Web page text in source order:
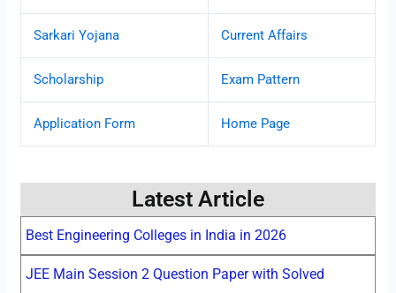
Sarkari Yojana Current Affairs
Scholarship Exam Pattern
Application Form Home Page
Latest Article
Best Engineering Colleges in India in 2026
JEE Main Session 2 Question Paper with Solved